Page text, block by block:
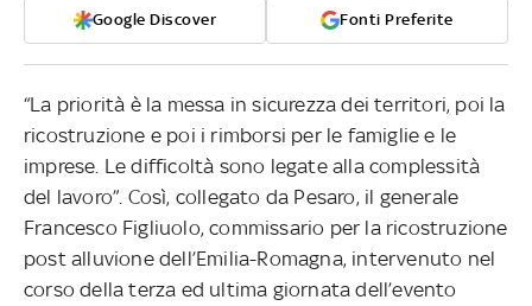
Google Discover Fonti Preferite
“La priorità è la messa in sicurezza dei territori, poi la
ricostruzione e poi i rimborsi per le famiglie e le
imprese. Le difficoltà sono legate alla complessità
del lavoro”. Così, collegato da Pesaro, il generale
Francesco Figliuolo, commissario per la ricostruzione
post alluvione dell’Emilia-Romagna, intervenuto nel
corso della terza ed ultima giornata dell’evento